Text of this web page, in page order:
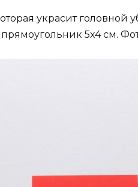
украсит головной
5х4 см.